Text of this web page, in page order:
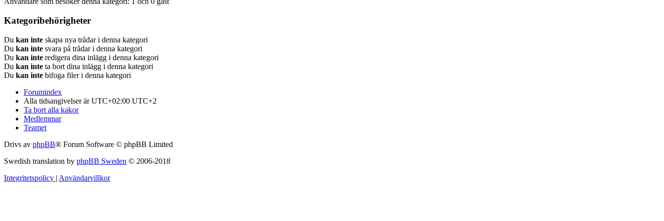
Kategoribehörigheter
Du kan inte skapa nya trådar i denna kategori
Du kan inte svara på trådar i denna kategori
Du kan inte redigera dina inlägg i denna kategori
Du kan inte ta bort dina inlägg i denna kategori
Du kan inte bifoga filer i denna kategori
Forumindex
Alla tidsangivelser är UTC+02:00 UTC+2
Ta bort alla kakor
Medlemmar
Teamet
Drivs av phpBB® Forum Software © phpBB Limited
Swedish translation by phpBB Sweden © 2006-2018
Integritetspolicy | Användarvillkor